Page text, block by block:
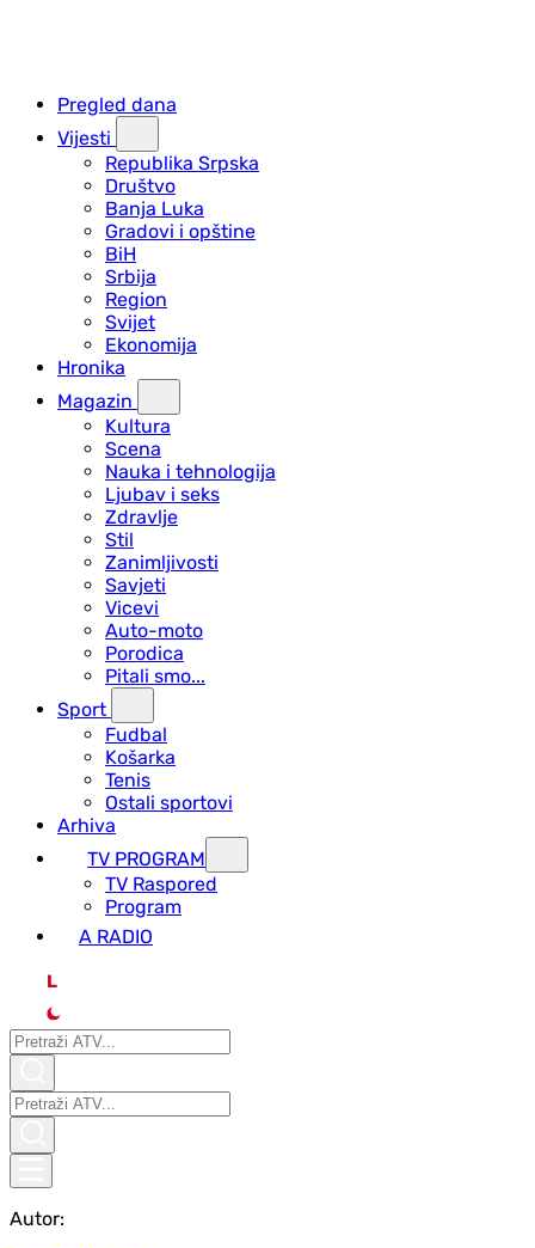
Pregled dana
Vijesti
Republika Srpska
Društvo
Banja Luka
Gradovi i opštine
BiH
Srbija
Region
Svijet
Ekonomija
Hronika
Magazin
Kultura
Scena
Nauka i tehnologija
Ljubav i seks
Zdravlje
Stil
Zanimljivosti
Savjeti
Vicevi
Auto-moto
Porodica
Pitali smo...
Sport
Fudbal
Košarka
Tenis
Ostali sportovi
Arhiva
TV PROGRAM
ТV Raspored
Program
A RADIO
L
Autor: